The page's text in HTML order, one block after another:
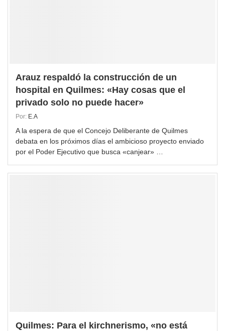
Arauz respaldó la construcción de un
hospital en Quilmes: «Hay cosas que el
privado solo no puede hacer»
Por: E.A
A la espera de que el Concejo Deliberante de Quilmes
debata en los próximos días el ambicioso proyecto enviado
por el Poder Ejecutivo que busca «canjear» …
Quilmes: Para el kirchnerismo, «no está